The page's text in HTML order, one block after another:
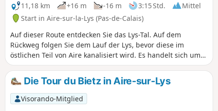
11,18 km
+16 m -16 m 3:15 Std.
Mittel
Start in Aire-sur-la-Lys (Pas-de-Calais)
Auf dieser Route entdecken Sie das Lys-Tal. Auf dem
Rückweg folgen Sie dem Lauf der Lys, bevor diese im
östlichen Teil von Aire kanalisiert wird. Es handelt sich um
einen markierten Wanderweg des Gemeindeverbands
„Communauté d'Agglomération du Pays de Saint-Omer“.
Die Tour du Bietz in Aire-sur-Lys
Visorando-Mitglied